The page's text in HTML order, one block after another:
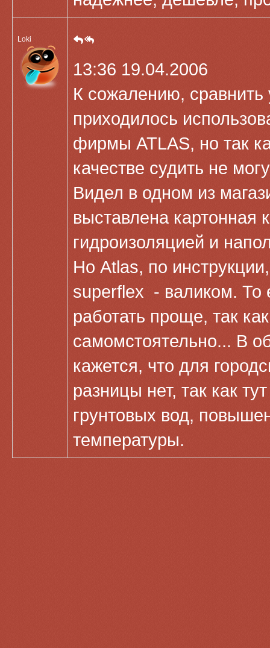
Loki
13:36 19.04.2006
К сожалению,
приходилось
фирмы ATLAS, но так
качестве судить не
Видел в одном из
выставлена картонная
гидроизоляцией и
Но Atlas, по
superflex - валиком. То
работать проще, так
самомстоятельно... В
кажется, что для
разницы нет, так как
грунтовых вод,
температуры.